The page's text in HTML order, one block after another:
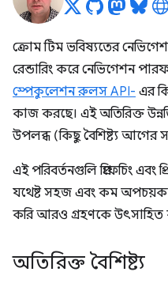
ক্রোম টিম ভবিষ্যতের
রেন্ডারিং করে নেভিগেশন
স্পেকুলেশন রুলস API- এর
কাজ করছে। এই অতিরিক্ত
উপলব্ধ (কিছু বৈশিষ্ট্য আগের
এই পরিবর্তনগুলি প্রিফেচিং এবং
যথেষ্ট সহজ এবং কম
করি আরও গ্রহণকে উৎসাহিত
অতিরিক্ত বৈশিষ্ট্য